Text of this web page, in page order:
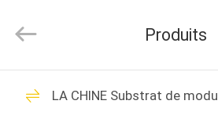
MAISON
Electronics
Co.,Ltd..
Reserved.
Produits
LA CHINE Substrat de